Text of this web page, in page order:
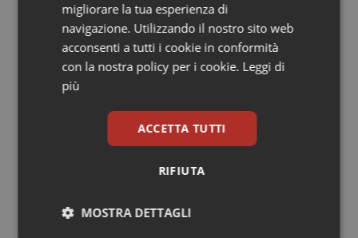
Salute orale & impianti
Sangue & coagulazione
Tumore al seno
Che pizza l’Inail…
Medicina generale: 5.965 domande
non sono 5.965 futuri medici di
famiglia
trasformare le comunità terapeutiche
in luoghi di custodia
migliorare la tua esperienza di
navigazione. Utilizzando il nostro sito web
acconsenti a tutti i cookie in conformità
con la nostra policy per i cookie. Leggi di
più
ACCETTA TUTTI
RIFIUTA
MOSTRA DETTAGLI